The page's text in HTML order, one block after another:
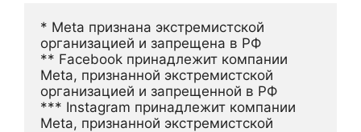
* Meta признана экстремистской
организацией и запрещена в РФ
** Facebook принадлежит компании
Meta, признанной экстремистской
организацией и запрещенной в РФ
*** Instagram принадлежит компании
Meta, признанной экстремистской